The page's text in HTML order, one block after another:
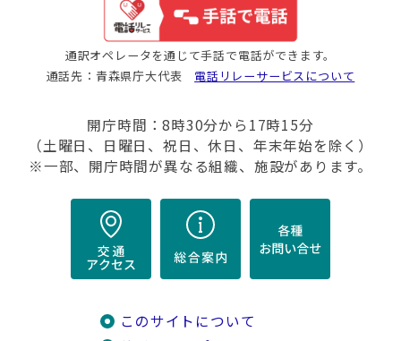
通訳オペレータを通じて手話で電話ができます。
通話先：青森県庁大代表 電話リレーサービスについて
開庁時間：8時30分から17時15分
（土曜日、日曜日、祝日、休日、年末年始を除く）
※一部、開庁時間が異なる組織、施設があります。
このサイトについて